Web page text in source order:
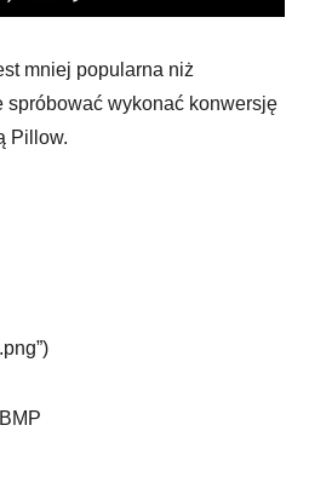
mniej popularna niż
spróbować wykonać konwersję
Pillow.